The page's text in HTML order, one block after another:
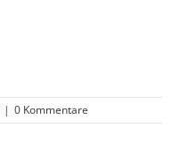
| 0 Kommentare